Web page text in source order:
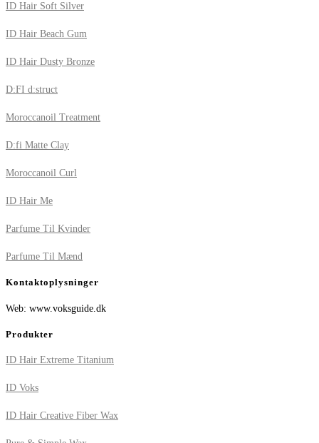
ID Hair Soft Silver
ID Hair Beach Gum
ID Hair Dusty Bronze
D:FI d:struct
Moroccanoil Treatment
D:fi Matte Clay
Moroccanoil Curl
ID Hair Me
Parfume Til Kvinder
Parfume Til Mænd
Kontaktoplysninger
Web: www.voksguide.dk
Produkter
ID Hair Extreme Titanium
ID Voks
ID Hair Creative Fiber Wax